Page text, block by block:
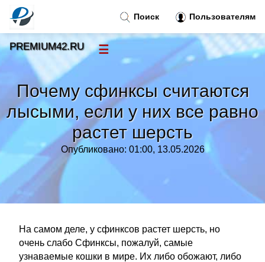
Почему сфинксы считаются
лысыми, если у них все равно
растет шерсть
Опубликовано: 01:00, 13.05.2026
На самом деле, у сфинксов растет шерсть, но
очень слабо Сфинксы, пожалуй, самые
узнаваемые кошки в мире. Их либо обожают, либо
Поиск Пользователям
PREMIUM42.RU ☰
Новости
Тренды новостей»
»
Правила »
Контакт»